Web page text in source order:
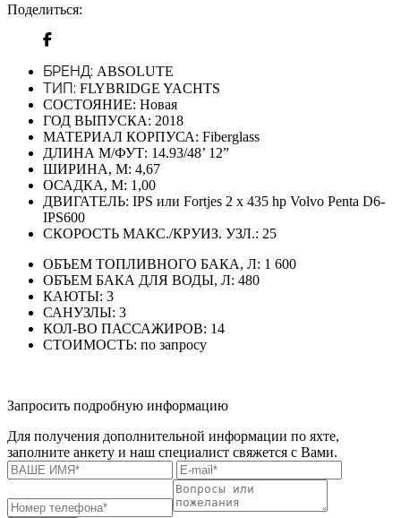
Поделиться:
БРЕНД: ABSOLUTE
ТИП: FLYBRIDGE YACHTS
СОСТОЯНИЕ: Новая
ГОД ВЫПУСКА: 2018
МАТЕРИАЛ КОРПУСА: Fiberglass
ДЛИНА М/ФУТ: 14.93/48’ 12”
ШИРИНА, М: 4,67
ОСАДКА, М: 1,00
ДВИГАТЕЛЬ: IPS или Fortjes 2 x 435 hp Volvo Penta D6-
IPS600
СКОРОСТЬ МАКС./КРУИЗ. УЗЛ.: 25
ОБЪЕМ ТОПЛИВНОГО БАКА, Л: 1 600
ОБЪЕМ БАКА ДЛЯ ВОДЫ, Л: 480
КАЮТЫ: 3
САНУЗЛЫ: 3
КОЛ-ВО ПАССАЖИРОВ: 14
СТОИМОСТЬ: по запросу
Запросить подробную информацию
Для получения дополнительной информации по яхте,
заполните анкету и наш специалист свяжется с Вами.